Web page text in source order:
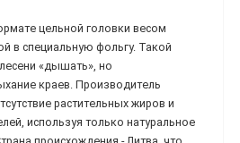
цельной головки весом
в специальную фольгу. Такой
«дышать», но
краев. Производитель
растительных жиров и
используя только натуральное